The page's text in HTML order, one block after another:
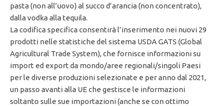
pasta (non all’uovo) al succo d’arancia (non concentrato),
dalla vodka alla tequila.
La codifica specifica consentirà l’inserimento nei nuovi 29
prodotti nelle statistiche del sistema USDA GATS (Global
Agricultural Trade System), che fornisce informazioni su
import ed export da mondo/aree regionali/singoli Paesi
per le diverse produzioni selezionate e per anno dal 2021,
un passo avanti alla UE che gestisce le informazioni
soltanto sulle sue importazioni (anche se con ottimo